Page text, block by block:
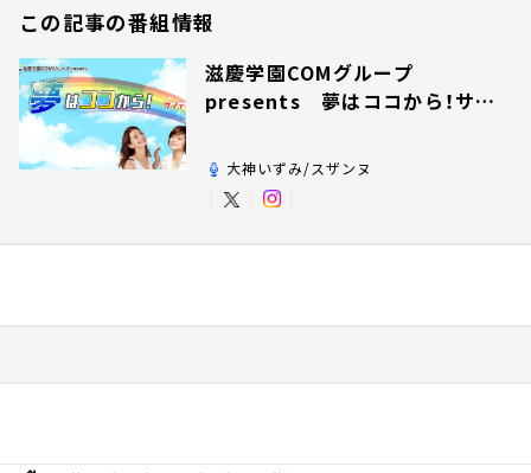
この記事の番組情報
滋慶学園COMグループ
presents 夢はココから！サン
大神いずみ/スザンヌ